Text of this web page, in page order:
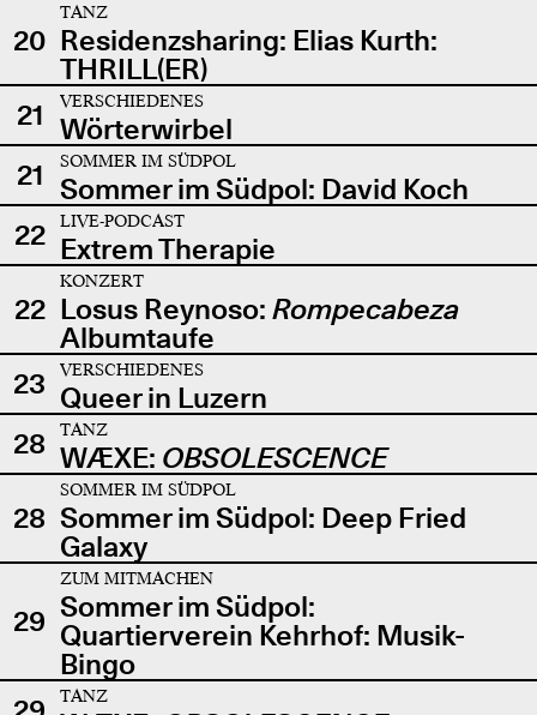
20
TANZ
Residenzsharing: Elias Kurth:
THRILL(ER)
21
VERSCHIEDENES
Wörterwirbel
21
SOMMER IM SÜDPOL
Sommer im Südpol: David Koch
22
LIVE-PODCAST
Extrem Therapie
22
KONZERT
Losus Reynoso: Rompecabeza
Albumtaufe
23
VERSCHIEDENES
Queer in Luzern
28
TANZ
WÆXE: OBSOLESCENCE
28
SOMMER IM SÜDPOL
Sommer im Südpol: Deep Fried
Galaxy
29
ZUM MITMACHEN
Sommer im Südpol:
Quartierverein Kehrhof: Musik-
Bingo
TANZ